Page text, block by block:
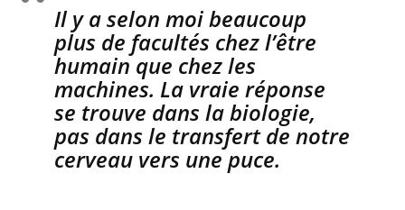
Il y a selon moi beaucoup
plus de facultés chez l’être
humain que chez les
machines. La vraie réponse
se trouve dans la biologie,
pas dans le transfert de notre
cerveau vers une puce.